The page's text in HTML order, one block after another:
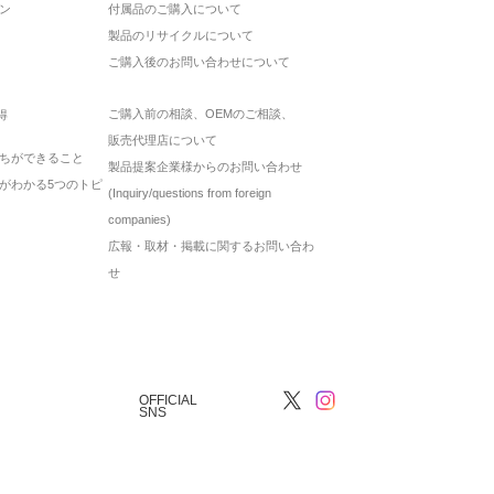
ができること
わかる5つのトピ
付属品のご購入について
製品のリサイクルについて
ご購入後のお問い合わせについて
ご購入前の相談、OEMのご相談、
販売代理店について
製品提案企業様からのお問い合わせ
(Inquiry/questions from foreign
companies)
広報・取材・掲載に関するお問い合わ
せ
OFFICIAL
SNS